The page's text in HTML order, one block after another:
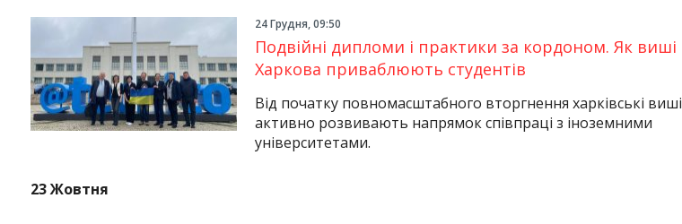
24 Грудня, 09:50
Подвійні дипломи і практики за кордоном. Як виші
Харкова приваблюють студентів
Від початку повномасштабного вторгнення харківські виші
активно розвивають напрямок співпраці з іноземними
університетами.
23 Жовтня